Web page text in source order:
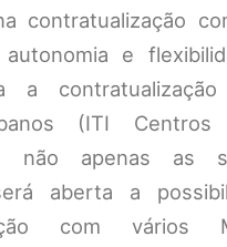
contratualização
e
a
(ITI Centros
não apenas as
aberta a
com vários